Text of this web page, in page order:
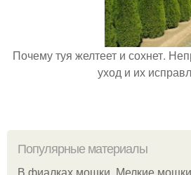
Почему туя желтеет и сохнет.
уход и их
Популярные материалы
В фиалках мошки. Мелкие мошки